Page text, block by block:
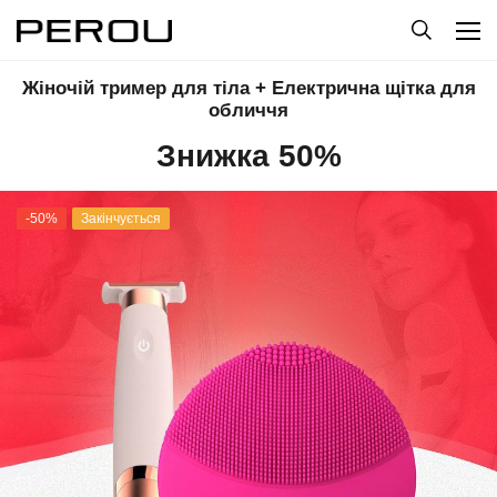
Жіночій тример для тіла + Електрична щітка для
обличчя
Знижка 50%
-50% Закінчується